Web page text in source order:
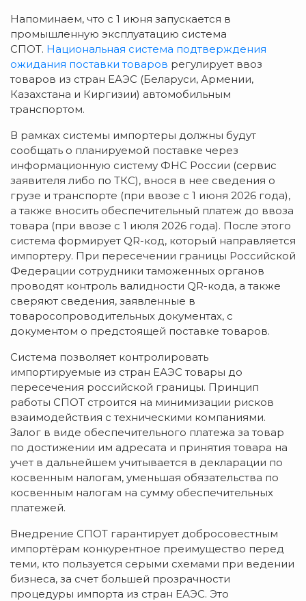
Напоминаем, что с 1 июня запускается в
промышленную эксплуатацию система
СПОТ. Национальная система подтверждения
ожидания поставки товаров регулирует ввоз
товаров из стран ЕАЭС (Беларуси, Армении,
Казахстана и Киргизии) автомобильным
транспортом.
В рамках системы импортеры должны будут
сообщать о планируемой поставке через
информационную систему ФНС России (сервис
заявителя либо по ТКС), внося в нее сведения о
грузе и транспорте (при ввозе с 1 июня 2026 года),
а также вносить обеспечительный платеж до ввоза
товара (при ввозе с 1 июля 2026 года). После этого
система формирует QR-код, который направляется
импортеру. При пересечении границы Российской
Федерации сотрудники таможенных органов
проводят контроль валидности QR-кода, а также
сверяют сведения, заявленные в
товаросопроводительных документах, с
документом о предстоящей поставке товаров.
Система позволяет контролировать
импортируемые из стран ЕАЭС товары до
пересечения российской границы. Принцип
работы СПОТ строится на минимизации рисков
взаимодействия с техническими компаниями.
Залог в виде обеспечительного платежа за товар
по достижении им адресата и принятия товара на
учет в дальнейшем учитывается в декларации по
косвенным налогам, уменьшая обязательства по
косвенным налогам на сумму обеспечительных
платежей.
Внедрение СПОТ гарантирует добросовестным
импортёрам конкурентное преимущество перед
теми, кто пользуется серыми схемами при ведении
бизнеса, за счет большей прозрачности
процедуры импорта из стран ЕАЭС. Это